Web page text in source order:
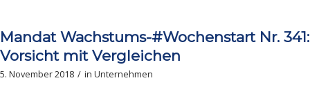
Mandat Wachstums-#Wochenstart Nr. 341:
Vorsicht mit Vergleichen
5. November 2018 / in Unternehmen